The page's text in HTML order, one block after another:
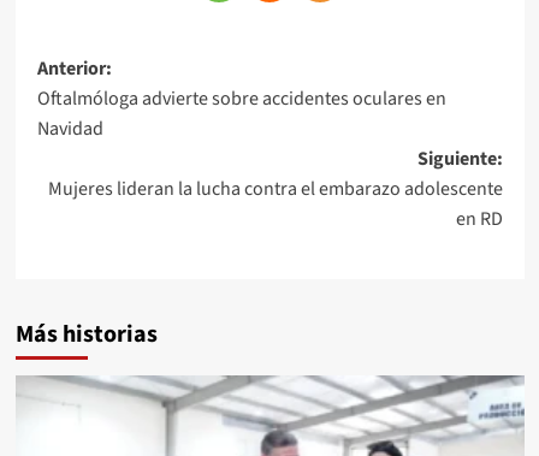
Anterior:
Oftalmóloga advierte sobre accidentes oculares en
Navidad
Siguiente:
Mujeres lideran la lucha contra el embarazo adolescente
en RD
Más historias